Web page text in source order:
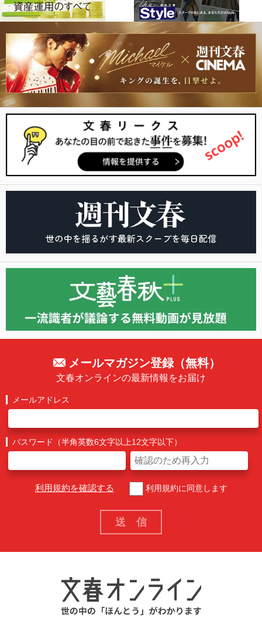
メールマガジン登録（無料）
文春オンラインの最新情報をお届け
メールアドレス
パスワード（半角英数6文字以上12文字以下）
利用規約を確認する 利用規約に同意します